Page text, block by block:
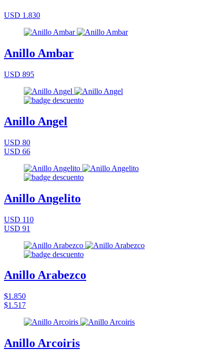
USD 1.830
Anillo Ambar
USD 895
Anillo Angel
USD 80
USD 66
Anillo Angelito
USD 110
USD 91
Anillo Arabezco
$1.850
$1.517
Anillo Arcoiris